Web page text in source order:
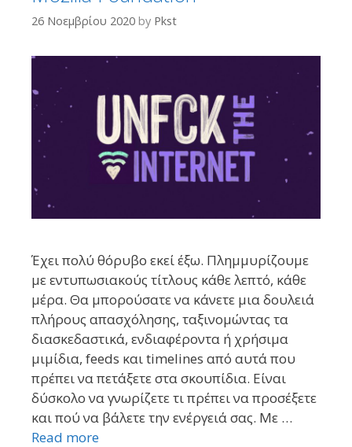
26 Νοεμβρίου 2020 by Pkst
Έχει πολύ θόρυβο εκεί έξω. Πλημμυρίζουμε
με εντυπωσιακούς τίτλους κάθε λεπτό, κάθε
μέρα. Θα μπορούσατε να κάνετε μια δουλειά
πλήρους απασχόλησης, ταξινομώντας τα
διασκεδαστικά, ενδιαφέροντα ή χρήσιμα
μιμίδια, feeds και timelines από αυτά που
πρέπει να πετάξετε στα σκουπίδια. Είναι
δύσκολο να γνωρίζετε τι πρέπει να προσέξετε
και πού να βάλετε την ενέργειά σας. Με …
Read more